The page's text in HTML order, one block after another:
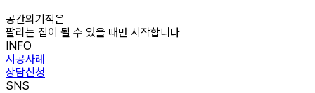
공간의기적은
팔리는 집이 될 수 있을 때만 시작합니다
INFO
시공사례
상담신청
SNS